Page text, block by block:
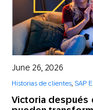
Victoria después
June 26, 2026
Historias de clientes SAP